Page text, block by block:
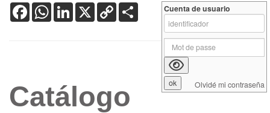
FacebookWhatsApp
LinkedIn
X Copy
Link
Catálogo
Cuenta de usuario
Olvidé mi contraseña